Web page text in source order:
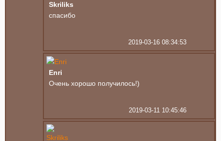
Skriliks
спасибо
2019-03-16 08:34:53
Enri
Очень хорошо получилось!)
2019-03-11 10:45:46